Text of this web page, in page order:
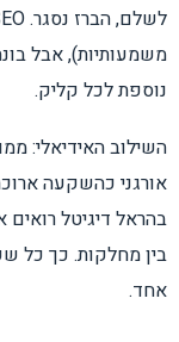
משמעותיות), אבל
נוספת לכל קליק.
השילוב האידיאלי:
אורגני כהשקעה
בהראל דיגיטל
בין מחלקות. כך כל
אחד.